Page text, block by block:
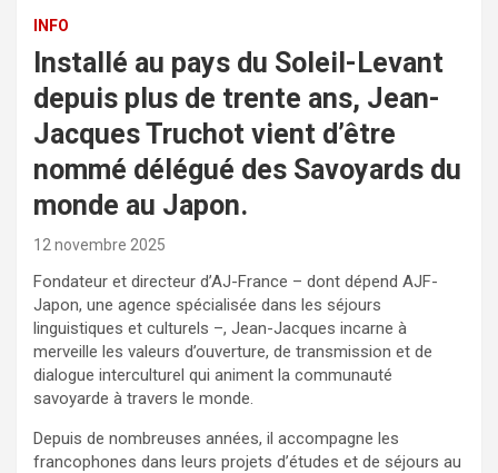
INFO
Installé au pays du Soleil-Levant
depuis plus de trente ans, Jean-
Jacques Truchot vient d’être
nommé délégué des Savoyards du
monde au Japon.
12 novembre 2025
Fondateur et directeur d’AJ-France – dont dépend AJF-
Japon, une agence spécialisée dans les séjours
linguistiques et culturels –, Jean-Jacques incarne à
merveille les valeurs d’ouverture, de transmission et de
dialogue interculturel qui animent la communauté
savoyarde à travers le monde.
Depuis de nombreuses années, il accompagne les
francophones dans leurs projets d’études et de séjours au